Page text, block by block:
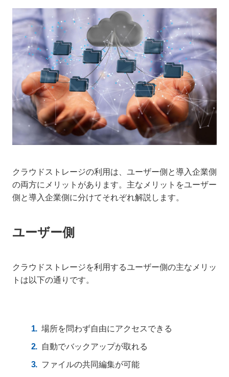
クラウドストレージの利用は、ユーザー側と導入企業側
の両方にメリットがあります。主なメリットをユーザー
側と導入企業側に分けてそれぞれ解説します。
ユーザー側
クラウドストレージを利用するユーザー側の主なメリッ
トは以下の通りです。
場所を問わず自由にアクセスできる
自動でバックアップが取れる
ファイルの共同編集が可能